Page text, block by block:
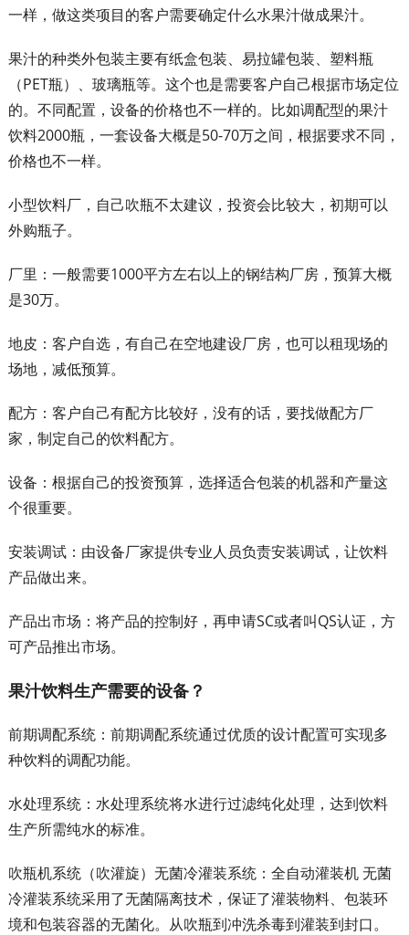
一样，做这类项目的客户需要确定什么水果汁做成果汁。
果汁的种类外包装主要有纸盒包装、易拉罐包装、塑料瓶
（PET瓶）、玻璃瓶等。这个也是需要客户自己根据市场定位
的。不同配置，设备的价格也不一样的。比如调配型的果汁
饮料2000瓶，一套设备大概是50-70万之间，根据要求不同，
价格也不一样。
小型饮料厂，自己吹瓶不太建议，投资会比较大，初期可以
外购瓶子。
厂里：一般需要1000平方左右以上的钢结构厂房，预算大概
是30万。
地皮：客户自选，有自己在空地建设厂房，也可以租现场的
场地，减低预算。
配方：客户自己有配方比较好，没有的话，要找做配方厂
家，制定自己的饮料配方。
设备：根据自己的投资预算，选择适合包装的机器和产量这
个很重要。
安装调试：由设备厂家提供专业人员负责安装调试，让饮料
产品做出来。
产品出市场：将产品的控制好，再申请SC或者叫QS认证，方
可产品推出市场。
果汁饮料生产需要的设备？
前期调配系统：前期调配系统通过优质的设计配置可实现多
种饮料的调配功能。
水处理系统：水处理系统将水进行过滤纯化处理，达到饮料
生产所需纯水的标准。
吹瓶机系统（吹灌旋）无菌冷灌装系统：全自动灌装机 无菌
冷灌装系统采用了无菌隔离技术，保证了灌装物料、包装环
境和包装容器的无菌化。从吹瓶到冲洗杀毒到灌装到封口。